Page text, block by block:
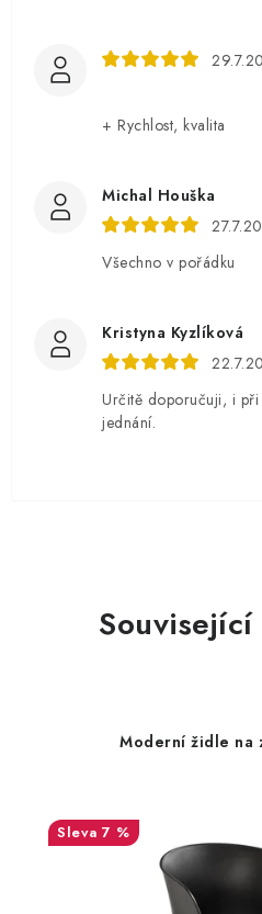
+ Rychlost, kvalita
Michal Houška
Všechno v pořádku
Kristyna Kyzlíková
Určitě doporučuji, i při
jednání.
Moderní židle na
7 %